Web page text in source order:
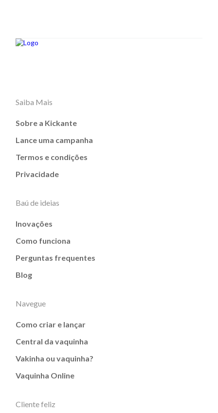
Saiba Mais
Sobre a Kickante
Lance uma campanha
Termos e condições
Privacidade
Baú de ideias
Inovações
Como funciona
Perguntas frequentes
Blog
Navegue
Como criar e lançar
Central da vaquinha
Vakinha ou vaquinha?
Vaquinha Online
Cliente feliz